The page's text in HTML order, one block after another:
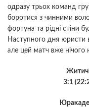
одразу трьох команд
боротися з чинними
фортуна та рідні стіни
Наступного дня юристи
але цей матч вже нічого
3:1